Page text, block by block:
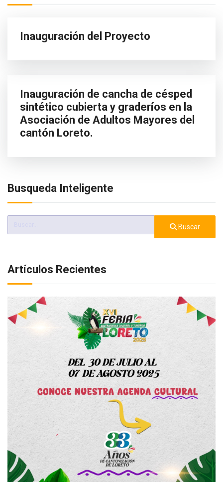
Inauguración del Proyecto
Inauguración de cancha de césped
sintético cubierta y graderíos en la
Asociación de Adultos Mayores del
cantón Loreto.
Busqueda Inteligente
Buscar
Artículos Recientes